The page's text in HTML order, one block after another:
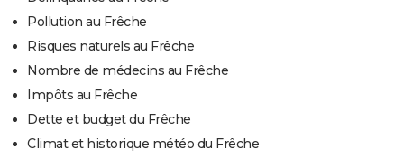
Pollution au Frêche
Risques naturels au Frêche
Nombre de médecins au Frêche
Impôts au Frêche
Dette et budget du Frêche
Climat et historique météo du Frêche